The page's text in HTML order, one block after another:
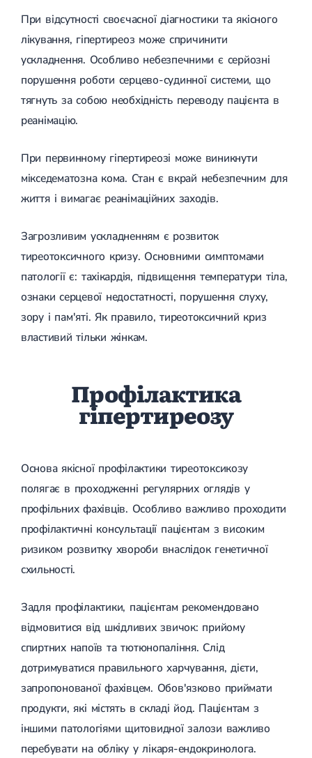
При відсутності своєчасної діагностики та якісного
лікування, гіпертиреоз може спричинити
ускладнення. Особливо небезпечними є серйозні
порушення роботи серцево-судинної системи, що
тягнуть за собою необхідність переводу пацієнта в
реанімацію.
При первинному гіпертиреозі може виникнути
мікседематозна кома. Стан є вкрай небезпечним для
життя і вимагає реанімаційних заходів.
Загрозливим ускладненням є розвиток
тиреотоксичного кризу. Основними симптомами
патології є: тахікардія, підвищення температури тіла,
ознаки серцевої недостатності, порушення слуху,
зору і пам'яті. Як правило, тиреотоксичний криз
властивий тільки жінкам.
Профілактика
гіпертиреозу
Основа якісної профілактики тиреотоксикозу
полягає в проходженні регулярних оглядів у
профільних фахівців. Особливо важливо проходити
профілактичні консультації пацієнтам з високим
ризиком розвитку хвороби внаслідок генетичної
схильності.
Задля профілактики, пацієнтам рекомендовано
відмовитися від шкідливих звичок: прийому
спиртних напоїв та тютюнопаління. Слід
дотримуватися правильного харчування, дієти,
запропонованої фахівцем. Обов'язково приймати
продукти, які містять в складі йод. Пацієнтам з
іншими патологіями щитовидної залози важливо
перебувати на обліку у лікаря-ендокринолога.